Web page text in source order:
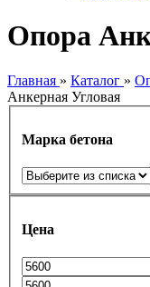
Опора
Главная » Каталог »
Анкерная Угловая
Марка бетона
Цена